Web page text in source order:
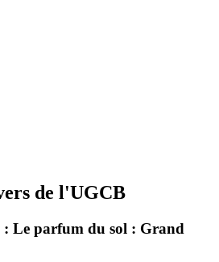
de l'UGCB
: Le parfum du sol : Grand